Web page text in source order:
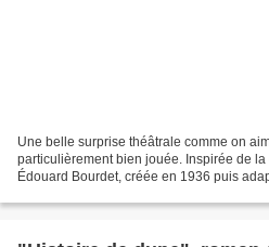
Une belle surprise théâtrale comme on
particulièrement bien jouée. Inspirée de
Édouard Bourdet, créée en 1936 puis